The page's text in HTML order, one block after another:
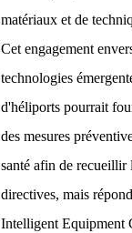
matériaux et de
Cet engagement
technologies
d'héliports pourrait
des mesures
santé afin de recueillir
directives, mais
Intelligent Equipment